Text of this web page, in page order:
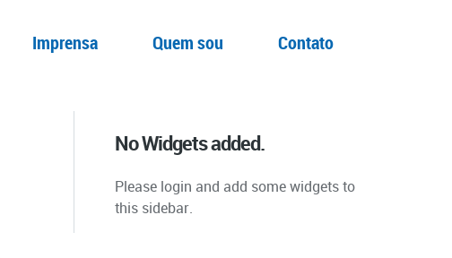
Imprensa Quem sou Contato
No Widgets added.
Please login and add some widgets to
this sidebar.